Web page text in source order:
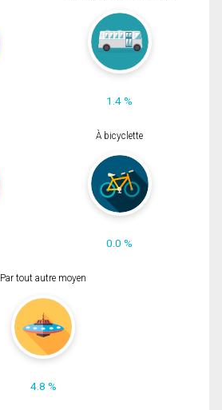
1.4 %
À bicyclette
0.0 %
Par tout autre moyen
4.8 %